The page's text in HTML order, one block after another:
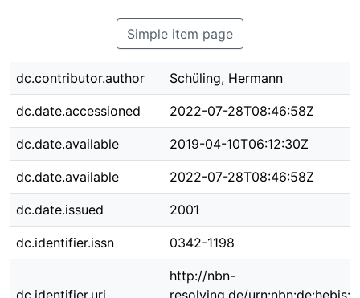
Simple item page
dc.contributor.author Schüling, Hermann
dc.date.accessioned 2022-07-28T08:46:58Z
dc.date.available 2019-04-10T06:12:30Z
dc.date.available 2022-07-28T08:46:58Z
dc.date.issued 2001
dc.identifier.issn 0342-1198
dc.identifier.uri
http://nbn-
resolving.de/